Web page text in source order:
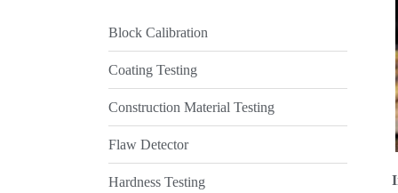
Block Calibration
Coating Testing
Construction Material Testing
Flaw Detector
Hardness Testing